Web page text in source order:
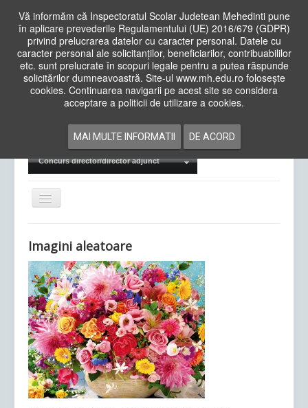
Vă informăm că Inspectoratul Scolar Judetean Mehedinti pune
în aplicare prevederile Regulamentului (UE) 2016/679 (GDPR)
privind prelucrarea datelor cu caracter personal. Datele cu
caracter personal ale solicitanților, beneficiarilor, contribuabililor
etc. sunt prelucrate în scopuri legale pentru a putea răspunde
solicitărilor dumneavoastră. Site-ul www.mh.edu.ro folosește
cookies. Continuarea navigarii pe acest site se considera
acceptare a politicii de utilizare a cookies.
MAI MULTE INFORMATII DE ACORD
Cauta
in
siteAcasa Cadre Didactice
Examene Naționale
Concurs director/director adjunct
Comută
navigarea
Ultimele articole: Vi, 04.11.2022 -Inspectoratul Școlar
Județean Mehedinți
Imagini aleatoare